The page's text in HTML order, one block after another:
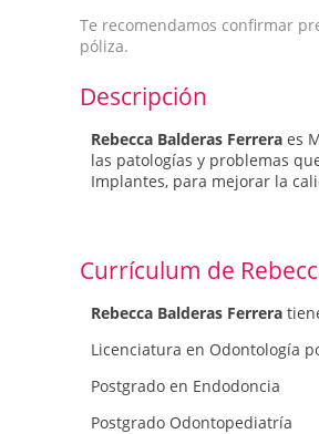
Te recomendamos confirmar
póliza.
Descripción
Rebecca Balderas Ferrera es
las patologías y problemas
Implantes, para mejorar la
Currículum de
Rebecca Balderas Ferrera
Licenciatura en Odontología
Postgrado en Endodoncia
Postgrado Odontopediatría